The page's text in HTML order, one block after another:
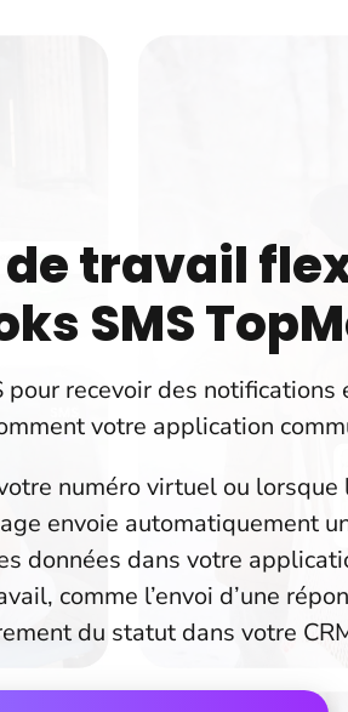
de travail
SMS
pour recevoir des
votre application
numéro virtuel ou
envoie automatiquement
données dans votre
comme l’envoi d’une
du statut dans votre